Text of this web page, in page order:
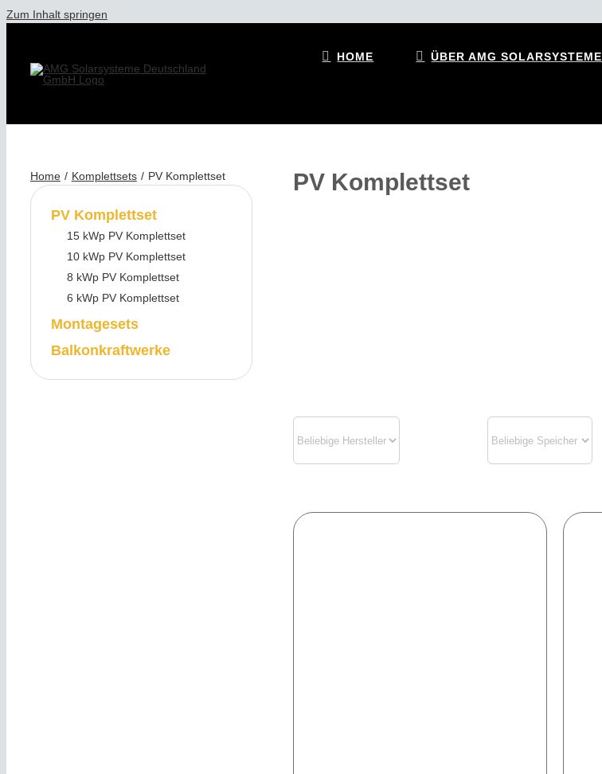
Zum Inhalt springen
HOME ÜBER AMG SOLARSYSTEME
Home Komplettsets PV Komplettset
PV Komplettset
15 kWp PV Komplettset
10 kWp PV Komplettset
8 kWp PV Komplettset
6 kWp PV Komplettset
Montagesets
Balkonkraftwerke
PV Komplettset